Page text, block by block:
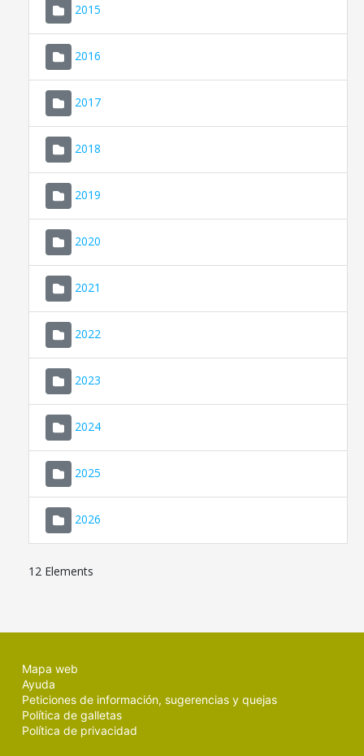
2015
2016
2017
2018
2019
2020
2021
2022
2023
2024
2025
2026
12 Elements
Mapa web
Ayuda
Peticiones de información, sugerencias y quejas
Política de galletas
Política de privacidad